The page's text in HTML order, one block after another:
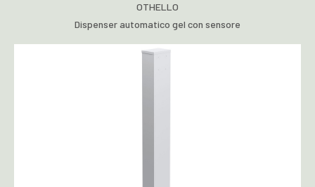
OTHELLO
Dispenser automatico gel con sensore